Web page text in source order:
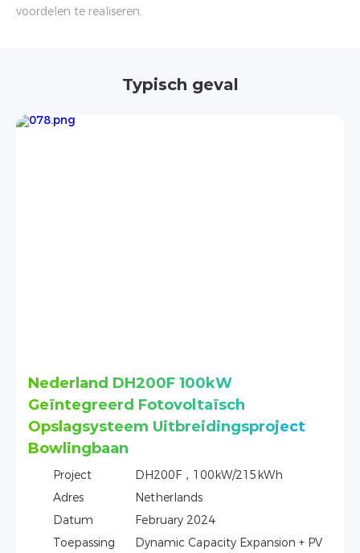
voordelen te realiseren.
Typisch geval
Nederland DH200F 100kW
Geïntegreerd Fotovoltaïsch
Opslagsysteem Commercieel Hotel
Project (Kust)
DH200F，100kW/215kWh
Netherlands
2023
Toepassing
Dynamic Capacity Expansion +